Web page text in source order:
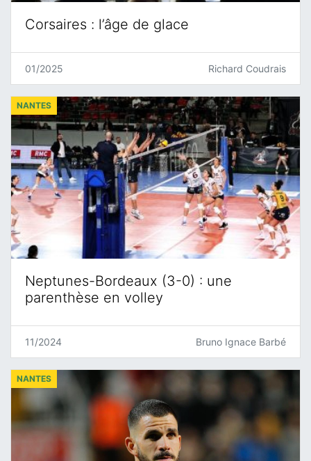
Corsaires : l’âge de glace
01/2025 Richard Coudrais
Neptunes-Bordeaux (3-0) : une
parenthèse en volley
NANTES
11/2024 Bruno Ignace Barbé
NANTES